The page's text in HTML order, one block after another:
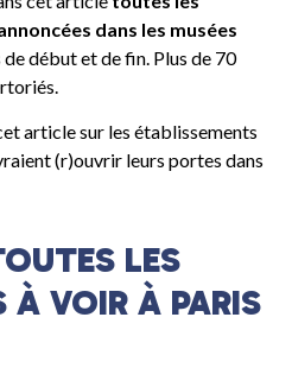
dans les musées
de début et de fin. Plus de 70
article sur les établissements
(r)ouvrir leurs portes dans
LES
À VOIR À PARIS